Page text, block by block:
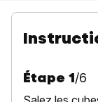
Étape 1/6